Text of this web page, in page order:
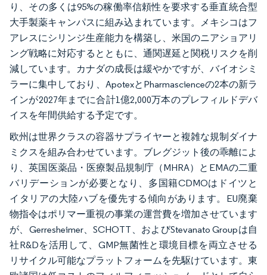
り、その多くは95%の稼働率信頼性を要求する垂直統合型
大手製薬キャンパスに組み込まれています。メキシコはフ
アレスにシリンジ生産能力を構築し、米国のニアショアリ
ング戦略に対応するとともに、通関遅延と関税リスクを削
減しています。カナダの成長は緩やかですが、バイオシミ
ラーに集中しており、ApotexとPharmascienceの2本の新ラ
インが2027年までに合計1億2,000万本のプレフィルドデバ
イスを年間供給する予定です。
欧州は世界クラスの容器サプライヤーと複雑な規制ダイナ
ミクスを組み合わせています。ブレグジット後の乖離によ
り、英国医薬品・医療製品規制庁（MHRA）とEMAの二重
バリデーションが必要となり、多国籍CDMOはドイツと
イタリアの大陸ハブを優先する傾向があります。EU廃棄
物指令はポリマー重視の事業の運営費を増加させています
が、Gerresheimer、SCHOTT、およびStevanato Groupは自
社R&Dを活用して、GMP無菌性と環境目標を両立させる
リサイクル可能なプラットフォームを先駆けています。東